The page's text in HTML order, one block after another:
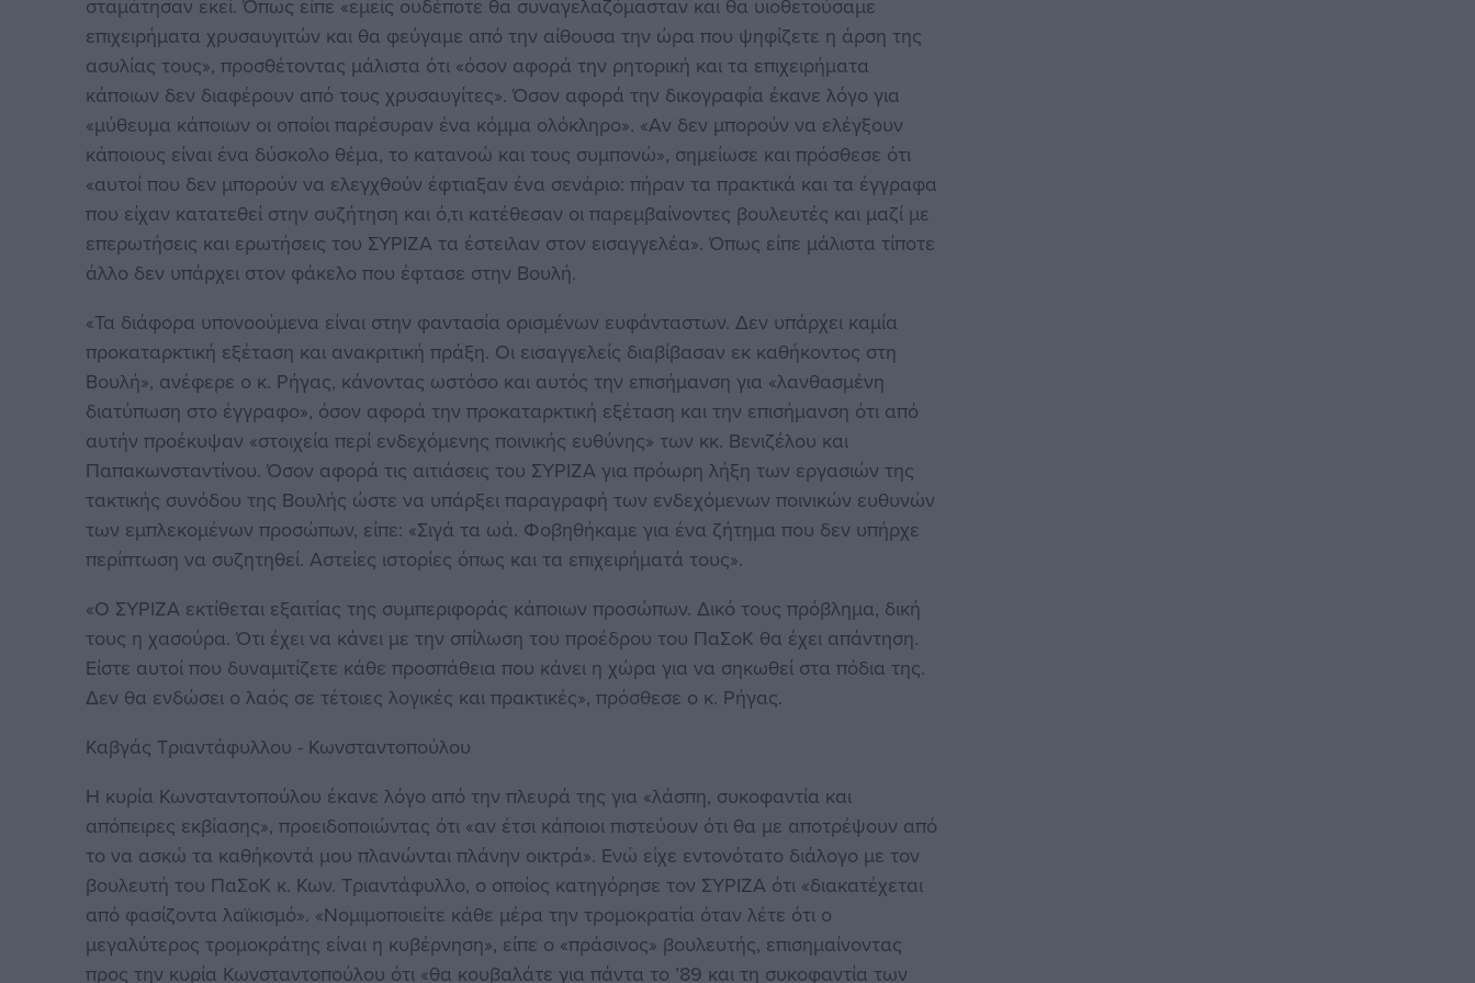
σταμάτησαν εκεί. Όπως είπε «εμείς ουδέποτε θα συναγελαζόμασταν και θα υιοθετούσαμε
επιχειρήματα χρυσαυγιτών και θα φεύγαμε από την αίθουσα την ώρα που ψηφίζετε η άρση της
ασυλίας τους», προσθέτοντας μάλιστα ότι «όσον αφορά την ρητορική και τα επιχειρήματα
κάποιων δεν διαφέρουν από τους χρυσαυγίτες». Όσον αφορά την δικογραφία έκανε λόγο για
«μύθευμα κάποιων οι οποίοι παρέσυραν ένα κόμμα ολόκληρο». «Αν δεν μπορούν να ελέγξουν
κάποιους είναι ένα δύσκολο θέμα, το κατανοώ και τους συμπονώ», σημείωσε και πρόσθεσε ότι
«αυτοί που δεν μπορούν να ελεγχθούν έφτιαξαν ένα σενάριο: πήραν τα πρακτικά και τα έγγραφα
που είχαν κατατεθεί στην συζήτηση και ό,τι κατέθεσαν οι παρεμβαίνοντες βουλευτές και μαζί με
επερωτήσεις και ερωτήσεις του ΣΥΡΙΖΑ τα έστειλαν στον εισαγγελέα». Όπως είπε μάλιστα τίποτε
άλλο δεν υπάρχει στον φάκελο που έφτασε στην Βουλή.
«Τα διάφορα υπονοούμενα είναι στην φαντασία ορισμένων ευφάνταστων. Δεν υπάρχει καμία
προκαταρκτική εξέταση και ανακριτική πράξη. Οι εισαγγελείς διαβίβασαν εκ καθήκοντος στη
Βουλή», ανέφερε ο κ. Ρήγας, κάνοντας ωστόσο και αυτός την επισήμανση για «λανθασμένη
διατύπωση στο έγγραφο», όσον αφορά την προκαταρκτική εξέταση και την επισήμανση ότι από
αυτήν προέκυψαν «στοιχεία περί ενδεχόμενης ποινικής ευθύνης» των κκ. Βενιζέλου και
Παπακωνσταντίνου. Όσον αφορά τις αιτιάσεις του ΣΥΡΙΖΑ για πρόωρη λήξη των εργασιών της
τακτικής συνόδου της Βουλής ώστε να υπάρξει παραγραφή των ενδεχόμενων ποινικών ευθυνών
των εμπλεκομένων προσώπων, είπε: «Σιγά τα ωά. Φοβηθήκαμε για ένα ζήτημα που δεν υπήρχε
περίπτωση να συζητηθεί. Αστείες ιστορίες όπως και τα επιχειρήματά τους».
«Ο ΣΥΡΙΖΑ εκτίθεται εξαιτίας της συμπεριφοράς κάποιων προσώπων. Δικό τους πρόβλημα, δική
τους η χασούρα. Ότι έχει να κάνει με την σπίλωση του προέδρου του ΠαΣοΚ θα έχει απάντηση.
Είστε αυτοί που δυναμιτίζετε κάθε προσπάθεια που κάνει η χώρα για να σηκωθεί στα πόδια της.
Δεν θα ενδώσει ο λαός σε τέτοιες λογικές και πρακτικές», πρόσθεσε ο κ. Ρήγας.
Καβγάς Τριαντάφυλλου - Κωνσταντοπούλου
Η κυρία Κωνσταντοπούλου έκανε λόγο από την πλευρά της για «λάσπη, συκοφαντία και
απόπειρες εκβίασης», προειδοποιώντας ότι «αν έτσι κάποιοι πιστεύουν ότι θα με αποτρέψουν από
το να ασκώ τα καθήκοντά μου πλανώνται πλάνην οικτρά». Ενώ είχε εντονότατο διάλογο με τον
βουλευτή του ΠαΣοΚ κ. Κων. Τριαντάφυλλο, ο οποίος κατηγόρησε τον ΣΥΡΙΖΑ ότι «διακατέχεται
από φασίζοντα λαϊκισμό». «Νομιμοποιείτε κάθε μέρα την τρομοκρατία όταν λέτε ότι ο
μεγαλύτερος τρομοκράτης είναι η κυβέρνηση», είπε ο «πράσινος» βουλευτής, επισημαίνοντας
προς την κυρία Κωνσταντοπούλου ότι «θα κουβαλάτε για πάντα το ’89 και τη συκοφαντία των